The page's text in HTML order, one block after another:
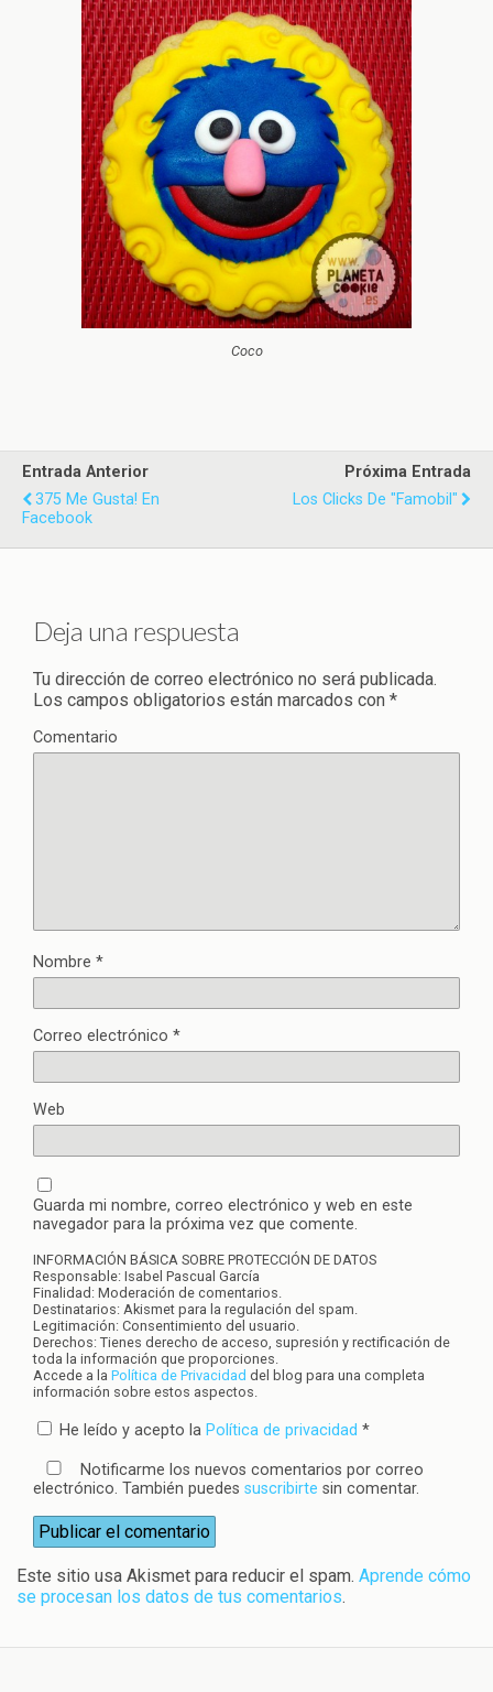
Coco
Entrada Anterior
375 Me Gusta! En
Facebook
Próxima Entrada
Los Clicks De "famobil"
Deja una respuesta
Tu dirección de correo electrónico no será publicada.
Los campos obligatorios están marcados con *
Comentario
Nombre *
Correo electrónico *
Web
Guarda mi nombre, correo electrónico y web en este
navegador para la próxima vez que comente.
INFORMACIÓN BÁSICA SOBRE PROTECCIÓN DE DATOS
Responsable: Isabel Pascual García
Finalidad: Moderación de comentarios.
Destinatarios: Akismet para la regulación del spam.
Legitimación: Consentimiento del usuario.
Derechos: Tienes derecho de acceso, supresión y rectificación de
toda la información que proporciones.
Accede a la Política de Privacidad del blog para una completa
información sobre estos aspectos.
He leído y acepto la Política de privacidad *
Notificarme los nuevos comentarios por correo
electrónico. También puedes suscribirte sin comentar.
Este sitio usa Akismet para reducir el spam. Aprende cómo
se procesan los datos de tus comentarios.